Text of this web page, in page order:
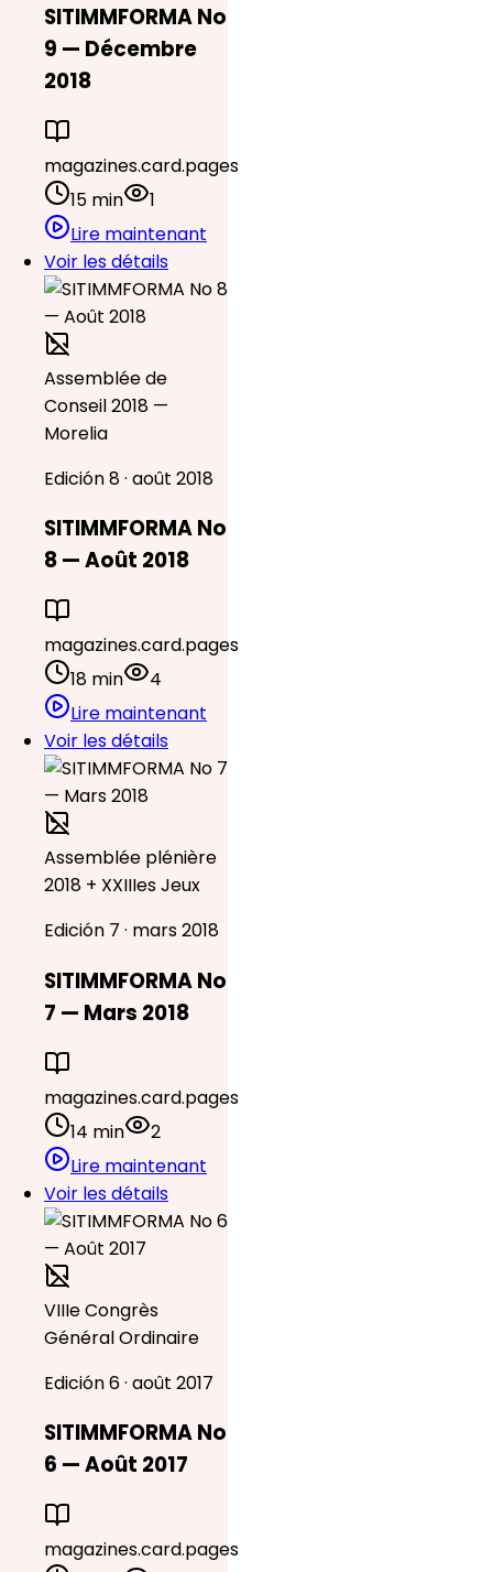
SITIMMFORMA No
9 — Décembre
2018
magazines.card.pages
15 min
1
Lire maintenant
Voir les détails
Assemblée de
Conseil 2018 —
Morelia
Edición 8 · août 2018
SITIMMFORMA No
8 — Août 2018
magazines.card.pages
18 min
4
Lire maintenant
Voir les détails
Assemblée plénière
2018 + XXIIIes Jeux
Edición 7 · mars 2018
SITIMMFORMA No
7 — Mars 2018
magazines.card.pages
14 min
2
Lire maintenant
Voir les détails
VIIIe Congrès
Général Ordinaire
Edición 6 · août 2017
SITIMMFORMA No
6 — Août 2017
magazines.card.pages